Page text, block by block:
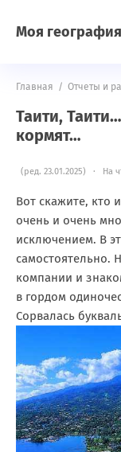
Моя география
Главная / Отчеты и
Таити,
кормят…
(ред. 23.01.2025) · На
Вот скажите, кто
очень и очень
исключением. В
самостоятельно.
компании и
в гордом
Сорвалась